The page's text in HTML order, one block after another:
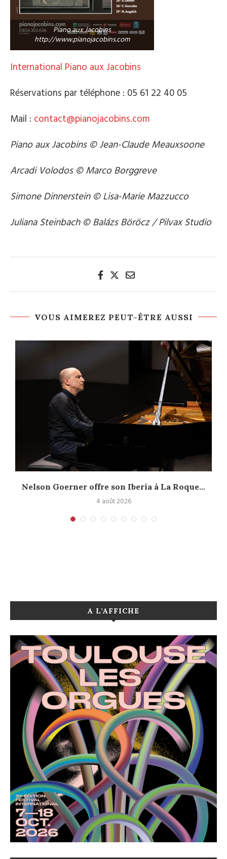
Piano aux Jacobins
http://www.pianojacobins.com
International Piano aux Jacobins
Réservations par téléphone : 05 61 22 40 05
Mail : contact@pianojacobins.com
Piano aux Jacobins © Jean-Claude Meauxsoone
Arcadi Volodos © Marco Borggreve
Simone Dinnerstein © Lisa-Marie Mazzucco
Juliana Steinbach © Balázs Böröcz / Pilvax Studio
VOUS AIMEREZ PEUT-ÊTRE AUSSI
Nelson Goerner offre son Iberia à La Roque...
4 août 2026
A L’AFFICHE